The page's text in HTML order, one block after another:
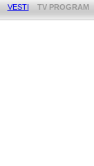
VESTI TV PROGRAM